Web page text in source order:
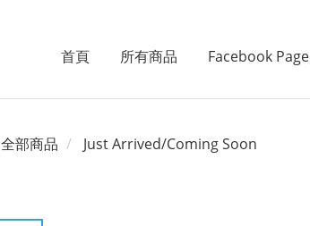
首頁 所有商品 Facebook Page
全部商品 Just Arrived/Coming Soon